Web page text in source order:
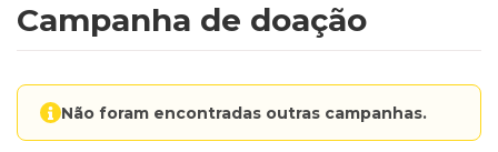
Campanha de doação
Não foram encontradas outras campanhas.